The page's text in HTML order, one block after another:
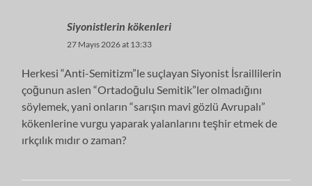
Siyonistlerin kökenleri
27 Mayıs 2026 at 13:33
Herkesi “Anti-Semitizm”le suçlayan Siyonist İsraillilerin
çoğunun aslen “Ortadoğulu Semitik”ler olmadığını
söylemek, yani onların “sarışın mavi gözlü Avrupalı”
kökenlerine vurgu yaparak yalanlarını teşhir etmek de
ırkçılık mıdır o zaman?